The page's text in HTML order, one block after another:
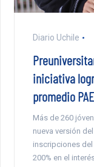
Diario Uchile
iniciativa
promedio
Más de 260
nueva versión
inscripciones del
200% en el